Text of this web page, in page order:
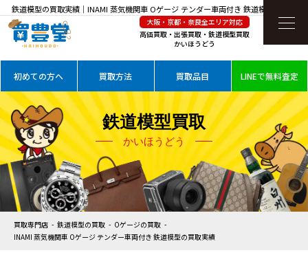
鉄道模型の買取実績｜INAMI 蒸気機関車 Oゲージ テンダー車両付き 鉄道模型を高価買
取
大阪・京都・奈良全エリア対応
高価買取・出張買取・鉄道模型買取
かいほうどう
初めての方へ 買取方法 買取品目 LINEで無料査定
鉄道模型買取
かいほうどう
買取専門店 鉄道模型の買取
Oゲージの買取
INAMI 蒸気機関車 Oゲージ テンダー車両付き 鉄道模型の買取実績